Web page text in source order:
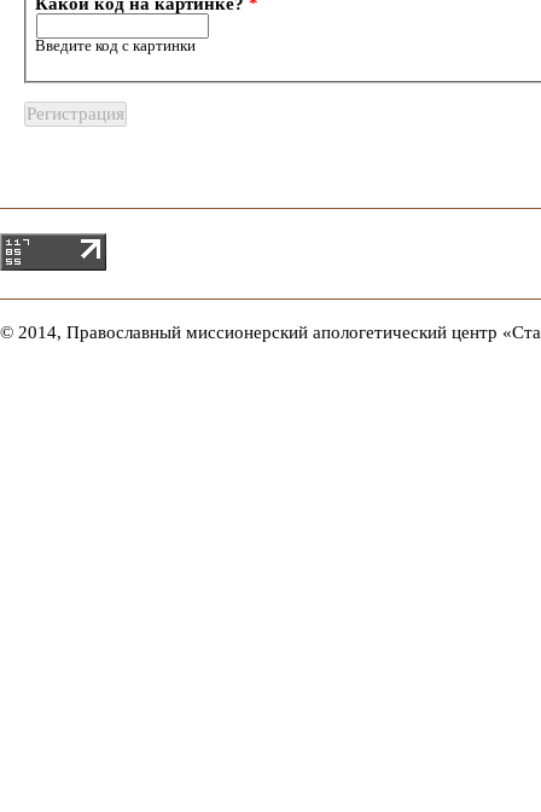
Введите код с картинки
© 2014, Православный миссионерский апологетический центр